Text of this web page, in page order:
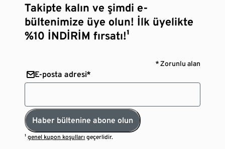
Takipte kalın ve şimdi e-
bültenimize üye olun! İlk üyelikte
%10 İNDİRİM fırsatı!¹
* Zorunlu alan
E-posta adresi*
Haber bültenine abone olun
¹genel kupon koşulları geçerlidir.